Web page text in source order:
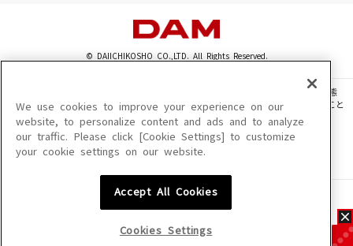
© DAIICHIKOSHO CO.,LTD. All Rights Reserved.
このサイトに掲載されている一切の文章・画像・写真・動画・音声等を、手段や形態
を問わず、著作権法の定める範囲を超えて無断で複製、転載、ファイル化などすること
を禁じます。
楽曲及びコンテンツは、機種によりご利用いただけない場合があります。
楽曲及びコンテンツの配信日、配信内容が変更になる場合があります。
We use cookies to improve your experience on our
website, to personalize content and ads and to analyze
our traffic. Please click [Cookie Settings] to customize
your cookie settings on our website.
Accept All Cookies
Cookies Settings